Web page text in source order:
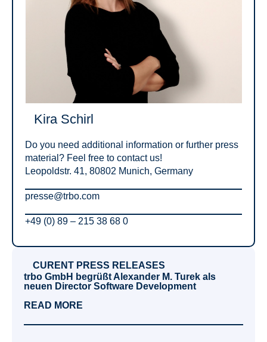
Kira Schirl
Do you need additional information or further press
material? Feel free to contact us!
Leopoldstr. 41, 80802 Munich, Germany
presse@trbo.com
+49 (0) 89 – 215 38 68 0
CURENT PRESS RELEASES
trbo GmbH begrüßt Alexander M. Turek als
neuen Director Software Development
READ MORE